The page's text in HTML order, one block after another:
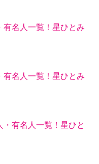
有名人一覧！星ひとみ
有名人一覧！星ひとみ
有名人一覧！星ひと